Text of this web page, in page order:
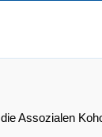
Assozialen